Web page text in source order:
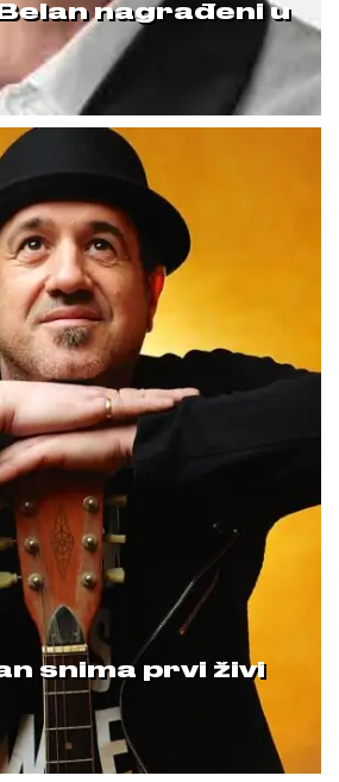
nagrađeni u
snima prvi živi